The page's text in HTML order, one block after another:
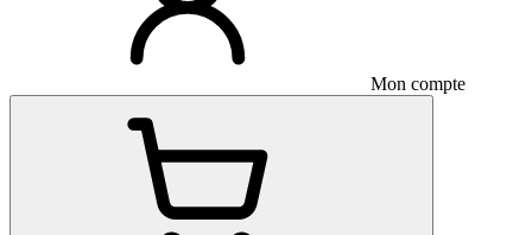
Mon compte